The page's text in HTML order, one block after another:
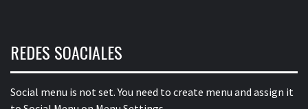
REDES SOACIALES
Social menu is not set. You need to create menu and assign it